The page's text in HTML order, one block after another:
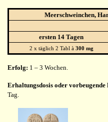
Meerschweinchen,
ersten 14 Tagen
2 x täglich 2 Tabl à 300 mg
Erfolg: 1 – 3 Wochen.
Erhaltungsdosis oder vorbeugende
Tag.